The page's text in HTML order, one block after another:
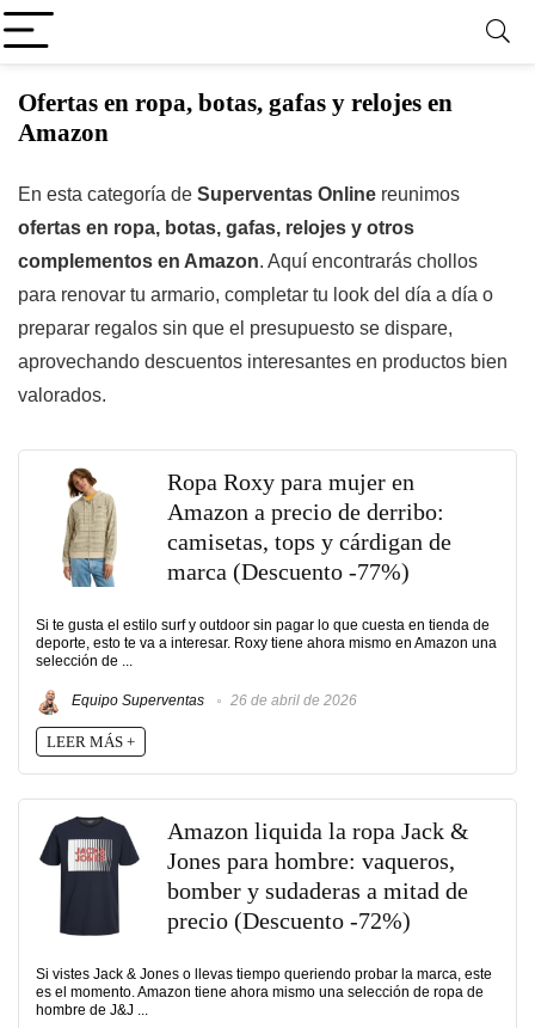
Ofertas en ropa, botas, gafas y relojes en
Amazon
En esta categoría de Superventas Online reunimos
ofertas en ropa, botas, gafas, relojes y otros
complementos en Amazon. Aquí encontrarás chollos
para renovar tu armario, completar tu look del día a día o
preparar regalos sin que el presupuesto se dispare,
aprovechando descuentos interesantes en productos bien
valorados.
Ropa Roxy para mujer en
Amazon a precio de derribo:
camisetas, tops y cárdigan de
marca (Descuento -77%)
Si te gusta el estilo surf y outdoor sin pagar lo que cuesta en tienda de
deporte, esto te va a interesar. Roxy tiene ahora mismo en Amazon una
selección de ...
Equipo Superventas 26 de abril de 2026
LEER MÁS +
Amazon liquida la ropa Jack &
Jones para hombre: vaqueros,
bomber y sudaderas a mitad de
precio (Descuento -72%)
Si vistes Jack & Jones o llevas tiempo queriendo probar la marca, este
es el momento. Amazon tiene ahora mismo una selección de ropa de
hombre de J&J ...